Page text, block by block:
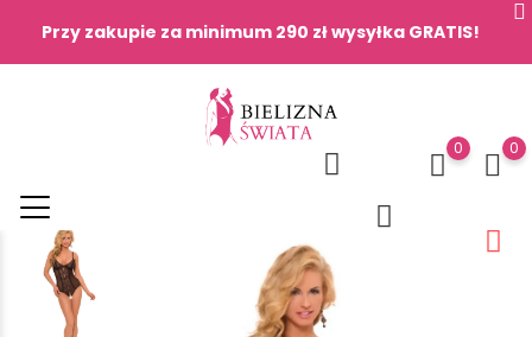
Przy zakupie za minimum 290 zł wysyłka GRATIS!
0
0